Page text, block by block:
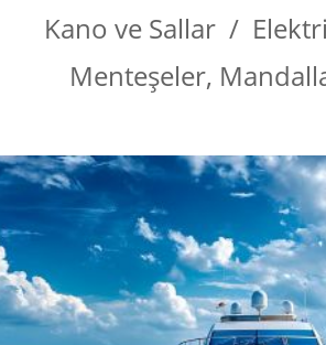
Kano ve Sallar /
Menteşeler,